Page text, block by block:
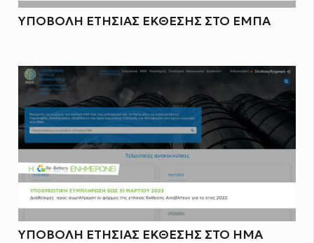
ΥΠΟΒΟΛΗ ΕΤΗΣΙΑΣ ΕΚΘΕΣΗΣ ΣΤΟ ΕΜΠΑ
ΥΠΟΒΟΛΗ ΕΤΗΣΙΑΣ ΕΚΘΕΣΗΣ ΣΤΟ ΗΜΑ